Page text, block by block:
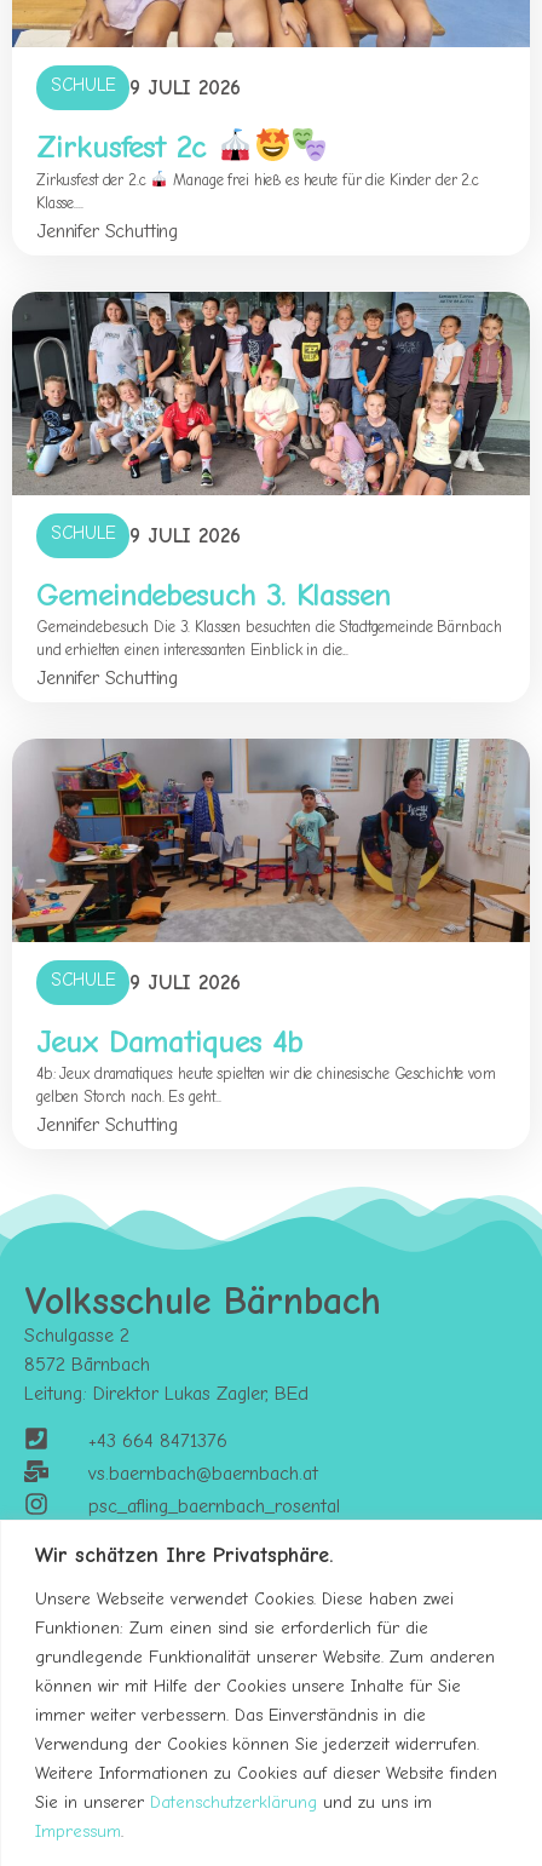
Wir schätzen Ihre Privatsphäre.
Unsere Webseite verwendet Cookies. Diese haben zwei
Funktionen: Zum einen sind sie erforderlich für die
grundlegende Funktionalität unserer Website. Zum anderen
können wir mit Hilfe der Cookies unsere Inhalte für Sie
immer weiter verbessern. Das Einverständnis in die
Verwendung der Cookies können Sie jederzeit widerrufen.
Weitere Informationen zu Cookies auf dieser Website finden
Sie in unserer Datenschutzerklärung und zu uns im
Impressum.
SCHULE 9 JULI 2026
Zirkusfest 2c
Zirkusfest der 2.c
Manage frei hieß es heute für die Kinder der 2.c
Klasse....
Jennifer Schutting
SCHULE 9 JULI 2026
Gemeindebesuch 3. Klassen
Gemeindebesuch Die 3. Klassen besuchten die Stadtgemeinde Bärnbach
und erhielten einen interessanten Einblick in die...
Jennifer Schutting
SCHULE 9 JULI 2026
Jeux Damatiques 4b
4b: Jeux dramatiques: heute spielten wir die chinesische Geschichte vom
gelben Storch nach. Es geht...
Jennifer Schutting
Volksschule Bärnbach
Schulgasse 2
8572 Bärnbach
Leitung: Direktor Lukas Zagler, BEd
+43 664 8471376
vs.baernbach@baernbach.at
psc_afling_baernbach_rosental